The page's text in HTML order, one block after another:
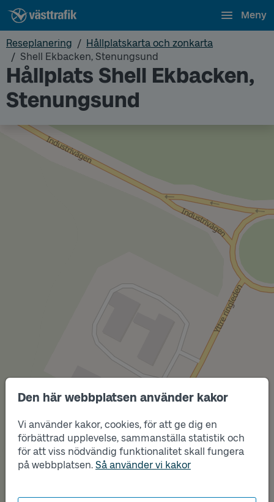
Den här webbplatsen använder kakor
Vi använder kakor, cookies, för att ge dig en
förbättrad upplevelse, sammanställa statistik och
för att viss nödvändig funktionalitet skall fungera
på webbplatsen. Så använder vi kakor
Meny
Reseplanering
Hållplatskarta och zonkarta
Shell Ekbacken, Stenungsund
Hållplats Shell Ekbacken,
Stenungsund
Läge
A
Läge